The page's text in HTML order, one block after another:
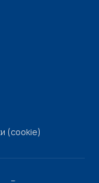
(cookie)